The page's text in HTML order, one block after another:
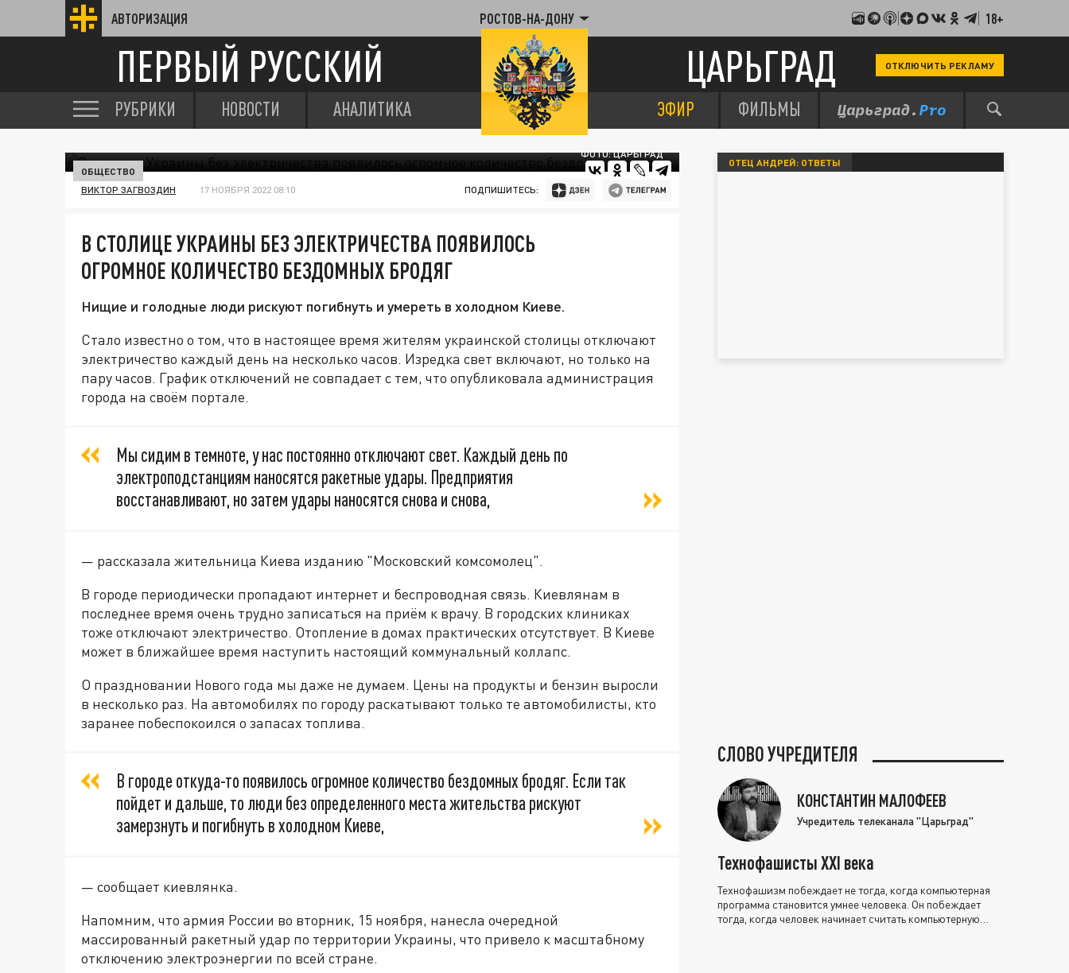
АВТОРИЗАЦИЯ РОСТОВ-НА-ДОНУ 18+
ПЕРВЫЙ РУССКИЙ ЦАРЬГРАД ОТКЛЮЧИТЬ РЕКЛАМУ
РУБРИКИ НОВОСТИ АНАЛИТИКА ЭФИР ФИЛЬМЫ
ФОТО: ЦАРЬГРАД
ОБЩЕСТВО
ВИКТОР ЗАГВОЗДИН 17 НОЯБРЯ 2022 08:10 ПОДПИШИТЕСЬ:
В СТОЛИЦЕ УКРАИНЫ БЕЗ ЭЛЕКТРИЧЕСТВА ПОЯВИЛОСЬ
ОГРОМНОЕ КОЛИЧЕСТВО БЕЗДОМНЫХ БРОДЯГ
Нищие и голодные люди рискуют погибнуть и умереть в холодном Киеве.
Стало известно о том, что в настоящее время жителям украинской столицы отключают
электричество каждый день на несколько часов. Изредка свет включают, но только на
пару часов. График отключений не совпадает с тем, что опубликовала администрация
города на своём портале.
Мы сидим в темноте, у нас постоянно отключают свет. Каждый день по
электроподстанциям наносятся ракетные удары. Предприятия
восстанавливают, но затем удары наносятся снова и снова,
— рассказала жительница Киева изданию "Московский комсомолец".
В городе периодически пропадают интернет и беспроводная связь. Киевлянам в
последнее время очень трудно записаться на приём к врачу. В городских клиниках
тоже отключают электричество. Отопление в домах практических отсутствует. В Киеве
может в ближайшее время наступить настоящий коммунальный коллапс.
О праздновании Нового года мы даже не думаем. Цены на продукты и бензин выросли
в несколько раз. На автомобилях по городу раскатывают только те автомобилисты, кто
заранее побеспокоился о запасах топлива.
В городе откуда-то появилось огромное количество бездомных бродяг. Если так
пойдет и дальше, то люди без определенного места жительства рискуют
замерзнуть и погибнуть в холодном Киеве,
— сообщает киевлянка.
Напомним, что армия России во вторник, 15 ноября, нанесла очередной
массированный ракетный удар по территории Украины, что привело к масштабному
отключению электроэнергии по всей стране.
ОТЕЦ АНДРЕЙ: ОТВЕТЫ
СЛОВО УЧРЕДИТЕЛЯ
КОНСТАНТИН МАЛОФЕЕВ
Учредитель телеканала "Царьград"
Технофашисты XXI века
Технофашизм побеждает не тогда, когда компьютерная
программа становится умнее человека. Он побеждает
тогда, когда человек начинает считать компьютерную